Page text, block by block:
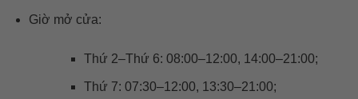
Giờ mở cửa:
Thứ 2–Thứ 6: 08:00–12:00, 14:00–21:00;
Thứ 7: 07:30–12:00, 13:30–21:00;